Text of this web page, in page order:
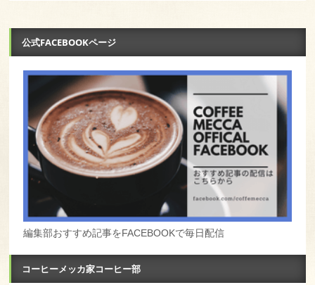
公式FACEBOOKページ
編集部おすすめ記事をFACEBOOKで毎日配信
コーヒーメッカ家コーヒー部